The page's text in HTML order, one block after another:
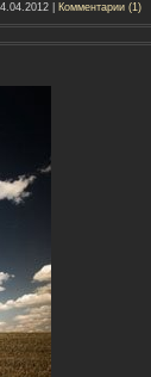
| Комментарии (1)